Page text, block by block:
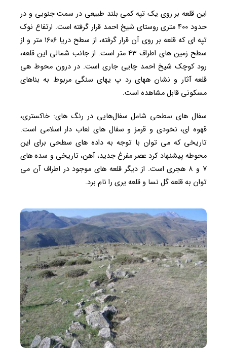
این قلعه بر روی یک تپه‌ کمی بلند طبیعی در سمت جنوبی و در
حدود ۴۰۰ متری روستای شیخ احمد قرار گرفته است. ارتفاع نوک
تپه ای که قلعه بر روی آن قرار گرفته، از سطح دریا ۱۶۰۶ متر و از
سطح زمین های اطراف ۴۳ متر است. از جانب شمالی این قلعه،
رود کوچک شیخ احمد چایی جاری است. در درون محوط هی
قلعه آثار و نشان ههای رد پ یهای سنگی مربوط به بناهای
مسکونی قابل مشاهده است.
سفال‌ های سطحی شامل سفال‌هایی در رنگ های: خاکستری،
قهوه ای، نخودی و قرمز و سفال های لعاب دار اسلامی است.
تاریخی که می توان با توجه به داده های سطحی برای این
محوطه پیشنهاد کرد عصر مفرغ جدید، آهن، تاریخی و سده های
۷ و ۸ هجری است. از دیگر قلعه های موجود در اطراف آن می
توان به قلعه گل نسا و قلعه یری را نام برد.